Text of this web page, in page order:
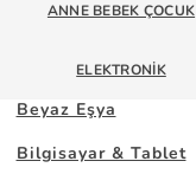
ANNE BEBEK ÇOCUK
ELEKTRONIK
Beyaz Eşya
Bilgisayar & Tablet